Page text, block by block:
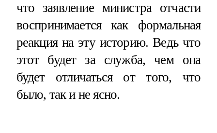
что заявление министра отчасти
воспринимается как формальная
реакция на эту историю. Ведь что
этот будет за служба, чем она
будет отличаться от того, что
было, так и не ясно.